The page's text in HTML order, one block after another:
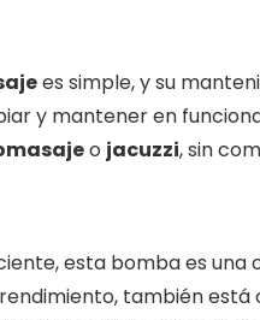
es simple, y su
y mantener en
o jacuzzi, sin
esta bomba es
también